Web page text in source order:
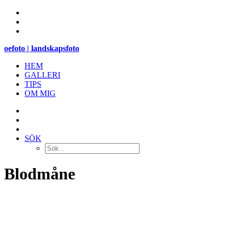
oefoto | landskapsfoto
HEM
GALLERI
TIPS
OM MIG
SÖK
Blodmåne